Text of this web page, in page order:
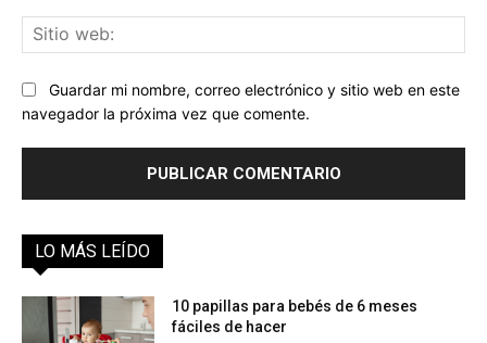
Guardar mi nombre, correo electrónico y sitio web en este
navegador la próxima vez que comente.
LO MÁS LEÍDO
10 papillas para bebés de 6 meses
fáciles de hacer